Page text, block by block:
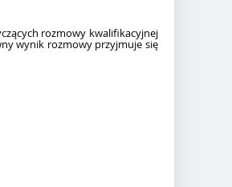
rozmowy kwalifikacyjnej
wynik rozmowy przyjmuje się